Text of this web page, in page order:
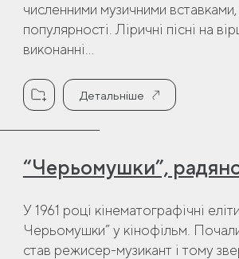
численними музичними
популярності. Ліричні пісні на
виконанні...
Детальніше
“Черьомушки”,
У 1961 році кінематографічні
Черьомушки” у кінофільм.
став режисер-музикант і тому